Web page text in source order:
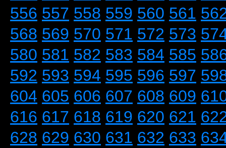
556 557 558 559 560 561
568 569 570 571 572 573
580 581 582 583 584 585
592 593 594 595 596 597
604 605 606 607 608 609
616 617 618 619 620 621
628 629 630 631 632 633